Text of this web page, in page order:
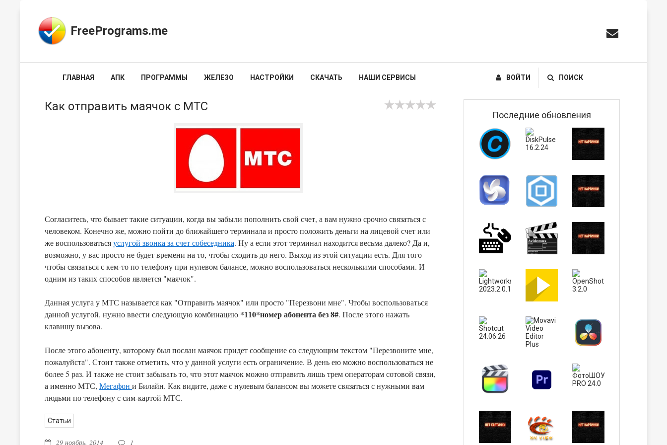
FreePrograms.me
ГЛАВНАЯ АПК ПРОГРАММЫ ЖЕЛЕЗО НАСТРОЙКИ СКАЧАТЬ НАШИ СЕРВИСЫ ВОЙТИ ПОИСК
Как отправить маячок с МТС
Согласитесь, что бывает такие ситуации, когда вы забыли пополнить свой счет, а вам нужно срочно связаться с
человеком. Конечно же, можно пойти до ближайшего терминала и просто положить деньги на лицевой счет или
же воспользоватьсяуслугой звонка за счет собеседника. Ну а если этот терминал находится весьма далеко? Да и,
возможно, у вас просто не будет времени на то, чтобы сходить до него. Выход из этой ситуации есть. Для того
чтобы связаться с кем-то по телефону при нулевом балансе, можно воспользоваться несколькими способами. И
одним из таких способов является "маячок".
Данная услуга у МТС называется как "Отправить маячок" или просто "Перезвони мне". Чтобы воспользоваться
данной услугой, нужно ввести следующую комбинацию *110*номер абонента без 8#. После этого нажать
клавишу вызова.
После этого абоненту, которому был послан маячок придет сообщение со следующим текстом "Перезвоните мне,
пожалуйста". Стоит также отметить, что у данной услуги есть ограничение. В день ею можно воспользоваться не
более 5 раз. И также не стоит забывать то, что этот маячок можно отправить лишь трем операторам сотовой связи,
а именно МТС, Мегафон и Билайн. Как видите, даже с нулевым балансом вы можете связаться с нужными вам
людьми по телефону с сим-картой МТС.
Статьи
29 ноябрь, 2014 1
Последние обновления